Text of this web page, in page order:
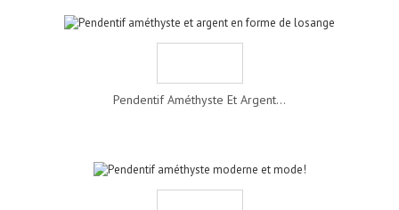
Pendentif Améthyste Et Argent...